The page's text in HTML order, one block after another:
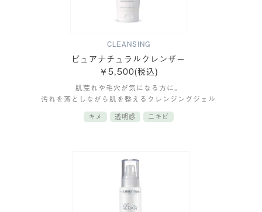
CLEANSING
ピュアナチュラルクレンザー
￥5,500(税込)
肌荒れや毛穴が気になる方に。
汚れを落としながら肌を整えるクレンジングジェル
キメ 透明感 ニキビ